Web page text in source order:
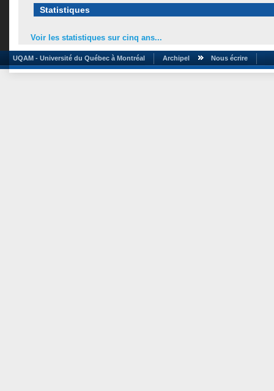
Statistiques
Voir les statistiques sur cinq ans...
UQAM - Université du Québec à Montréal Archipel Nous écrire